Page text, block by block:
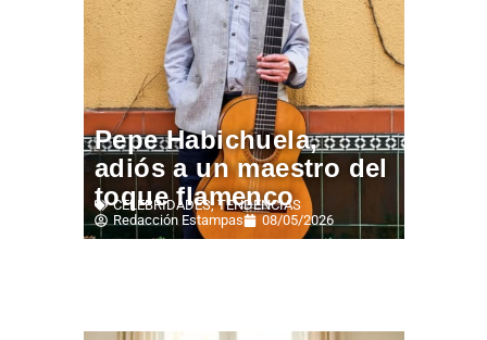
Pepe Habichuela,
adiós a un maestro del
toque flamenco
CELEBRIDADES,TENDENCIAS
Redacción Estampas
08/05/2026